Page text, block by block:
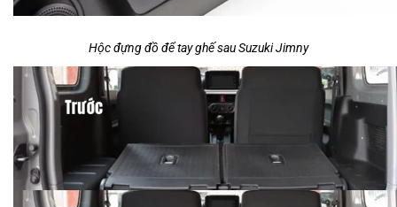
Hộc đựng đồ để tay ghế sau Suzuki Jimny